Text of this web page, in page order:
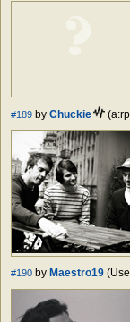
#189 by Chuckie
#190 by Maestro19